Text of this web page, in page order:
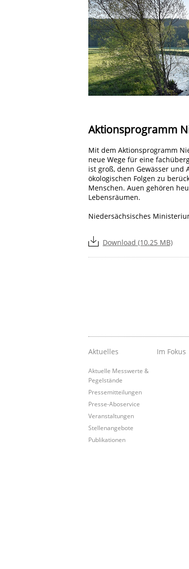
Aktionsprogramm
Mit dem Aktionsprogramm
neue Wege für eine
ist groß, denn Gewässer
ökologischen Folgen zu
Menschen. Auen gehören
Lebensräumen.
Niedersächsisches
Download (10.25 MB)
Aktuelles
Aktuelle Messwerte &
Pegelstände
Pressemitteilungen
Presse-Aboservice
Veranstaltungen
Stellenangebote
Publikationen
Im Fokus